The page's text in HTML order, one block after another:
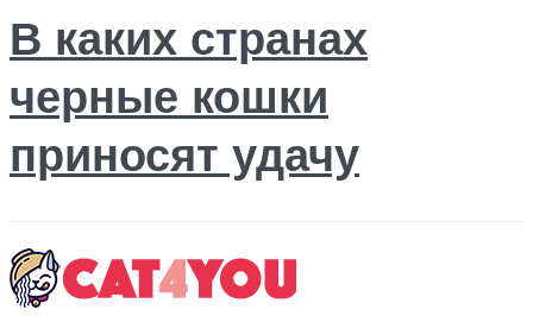
В каких странах
черные кошки
приносят удачу